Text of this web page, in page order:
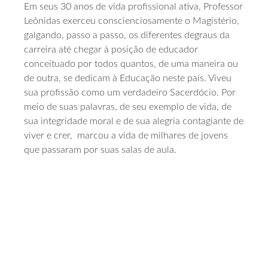
Em seus 30 anos de vida profissional ativa, Professor
Leônidas exerceu conscienciosamente o Magistério,
galgando, passo a passo, os diferentes degraus da
carreira até chegar à posição de educador
conceituado por todos quantos, de uma maneira ou
de outra, se dedicam à Educação neste país. Viveu
sua profissão como um verdadeiro Sacerdócio. Por
meio de suas palavras, de seu exemplo de vida, de
sua integridade moral e de sua alegria contagiante de
viver e crer, marcou a vida de milhares de jovens
que passaram por suas salas de aula.